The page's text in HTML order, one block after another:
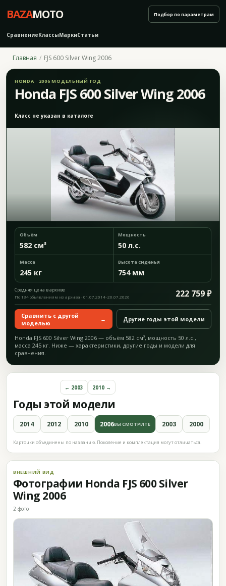
BAZAMOTO
СравнениеКлассыМаркиСтатьи
Подбор по параметрам
Главная FJS 600 Silver Wing 2006
HONDA · 2006 МОДЕЛЬНЫЙ ГОД
Honda FJS 600 Silver Wing 2006
Класс не указан в каталоге
Объём
582 см³
Мощность
50 л.с.
Масса
245 кг
Высота сиденья
754 мм
Средняя цена в архиве 222 759 ₽
По 134 объявлениям из архива · 01.07.2014–20.07.2026
Сравнить с другой
моделью
→ Другие годы этой модели
Honda FJS 600 Silver Wing 2006 — объём 582 см³, мощность 50 л.с.,
масса 245 кг. Ниже — характеристики, другие годы и модели для
сравнения.
Годы этой модели
← 2003 2010 →
2014 2012 2010 2006ВЫ СМОТРИТЕ 2003 2000
Карточки объединены по названию. Поколение и комплектация могут отличаться.
ВНЕШНИЙ ВИД
Фотографии Honda FJS 600 Silver
Wing 2006
2 фото